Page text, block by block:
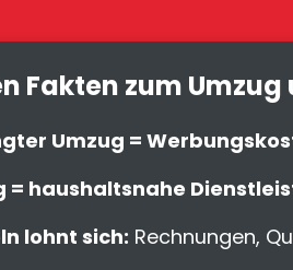
Fakten zum Umzug
Umzug =
= haushaltsnahe
lohnt sich: Rechnungen,